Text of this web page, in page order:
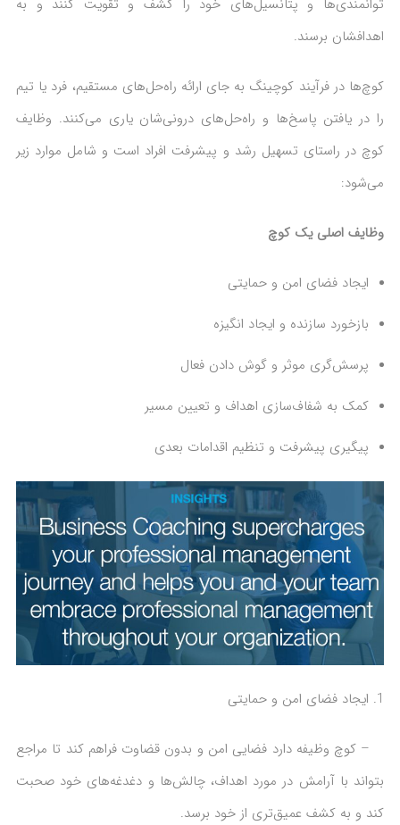
اهدافشان برسند.
کوچ‌ها در فرآیند کوچینگ به جای ارائه راه‌حل‌های مستقیم، فرد یا تیم
را در یافتن پاسخ‌ها و راه‌حل‌های درونی‌شان یاری می‌کنند. وظایف
کوچ در راستای تسهیل رشد و پیشرفت افراد است و شامل موارد زیر
می‌شود:
وظایف اصلی یک کوچ
ایجاد فضای امن و حمایتی
بازخورد سازنده و ایجاد انگیزه
پرسش‌گری موثر و گوش دادن فعال
کمک به شفاف‌سازی اهداف و تعیین مسیر
پیگیری پیشرفت و تنظیم اقدامات بعدی
ایجاد فضای امن و حمایتی
– کوچ وظیفه دارد فضایی امن و بدون قضاوت فراهم کند تا مراجع
بتواند با آرامش در مورد اهداف، چالش‌ها و دغدغه‌های خود صحبت
کند و به کشف عمیق‌تری از خود برسد.